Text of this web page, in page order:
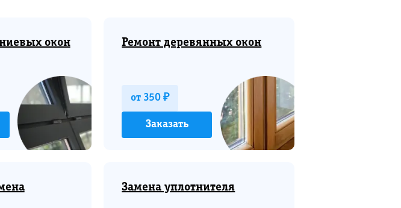
окон Ремонт деревянных окон
от 350 ₽
Заказать
Замена уплотнителя